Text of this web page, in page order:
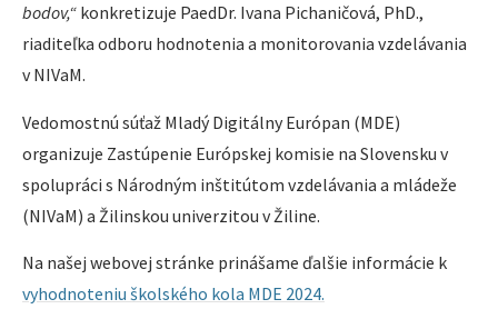
bodov,“ konkretizuje PaedDr. Ivana Pichaničová, PhD.,
riaditeľka odboru hodnotenia a monitorovania vzdelávania
v NIVaM.
Vedomostnú súťaž Mladý Digitálny Európan (MDE)
organizuje Zastúpenie Európskej komisie na Slovensku v
spolupráci s Národným inštitútom vzdelávania a mládeže
(NIVaM) a Žilinskou univerzitou v Žiline.
Na našej webovej stránke prinášame ďalšie informácie k
vyhodnoteniu školského kola MDE 2024.